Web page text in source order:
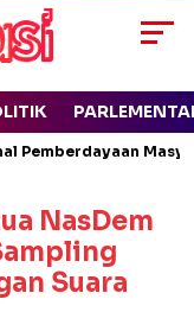
Pemberdayaan
NasDem
Suara